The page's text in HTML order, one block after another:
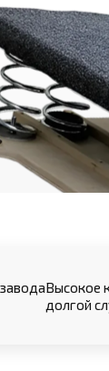
Высокое
долгой